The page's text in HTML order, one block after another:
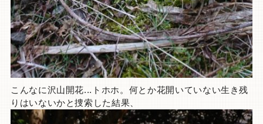
こんなに沢山開花...トホホ。何とか花開いていない生き残
りはいないかと捜索した結果、